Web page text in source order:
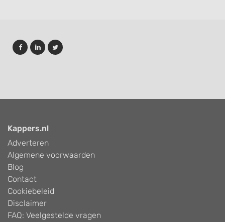
Kappers.nl
Adverteren
Algemene voorwaarden
Blog
Contact
Cookiebeleid
Disclaimer
FAQ: Veelgestelde vragen